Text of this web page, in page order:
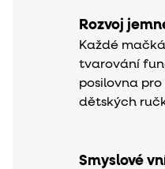
Rozvoj
Každé
tvarování
posilovna
dětských
Smyslové